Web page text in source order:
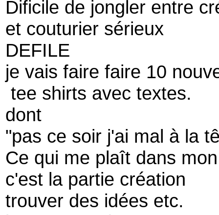
Dificile de jongler entre
et couturier sérieux
DEFILE
je vais faire faire 10
tee shirts avec textes.
dont
"pas ce soir j'ai mal à la
Ce qui me plaît dans
c'est la partie création
trouver des idées etc.